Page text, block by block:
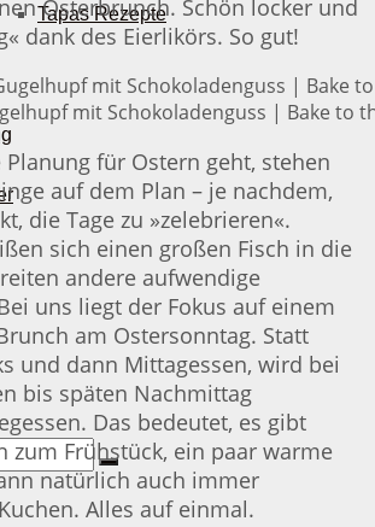
Tapas Rezepte
Osterbrunch. Schön locker und
dank des Eierlikörs. So gut!
mit Schokoladenguss | Bake to
für Ostern geht, stehen
auf dem Plan – je nachdem,
die Tage zu »zelebrieren«.
sich einen großen Fisch in die
andere aufwendige
uns liegt der Fokus auf einem
am Ostersonntag. Statt
und dann Mittagessen, wird bei
bis späten Nachmittag
Das bedeutet, es gibt
zum Frühstück, ein paar warme
natürlich auch immer
Alles auf einmal.